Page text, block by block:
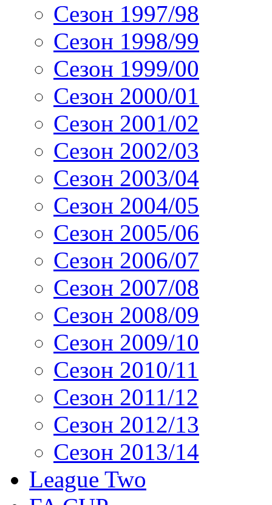
Сезон 1997/98
Сезон 1998/99
Сезон 1999/00
Сезон 2000/01
Сезон 2001/02
Сезон 2002/03
Сезон 2003/04
Сезон 2004/05
Сезон 2005/06
Сезон 2006/07
Сезон 2007/08
Сезон 2008/09
Сезон 2009/10
Сезон 2010/11
Сезон 2011/12
Сезон 2012/13
Сезон 2013/14
League Two